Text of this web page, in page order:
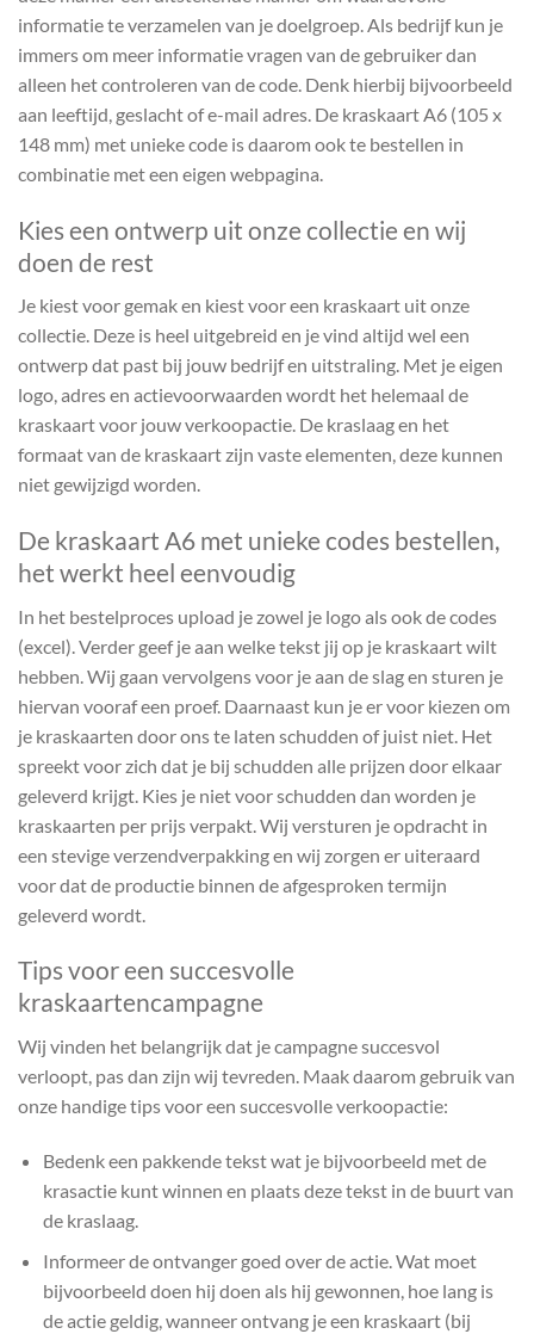
informatie te verzamelen van je doelgroep. Als bedrijf kun je
immers om meer informatie vragen van de gebruiker dan
alleen het controleren van de code. Denk hierbij bijvoorbeeld
aan leeftijd, geslacht of e-mail adres. De kraskaart A6 (105 x
148 mm) met unieke code is daarom ook te bestellen in
combinatie met een eigen webpagina.
Kies een ontwerp uit onze collectie en wij
doen de rest
Je kiest voor gemak en kiest voor een kraskaart uit onze
collectie. Deze is heel uitgebreid en je vind altijd wel een
ontwerp dat past bij jouw bedrijf en uitstraling. Met je eigen
logo, adres en actievoorwaarden wordt het helemaal de
kraskaart voor jouw verkoopactie. De kraslaag en het
formaat van de kraskaart zijn vaste elementen, deze kunnen
niet gewijzigd worden.
De kraskaart A6 met unieke codes bestellen,
het werkt heel eenvoudig
In het bestelproces upload je zowel je logo als ook de codes
(excel). Verder geef je aan welke tekst jij op je kraskaart wilt
hebben. Wij gaan vervolgens voor je aan de slag en sturen je
hiervan vooraf een proef. Daarnaast kun je er voor kiezen om
je kraskaarten door ons te laten schudden of juist niet. Het
spreekt voor zich dat je bij schudden alle prijzen door elkaar
geleverd krijgt. Kies je niet voor schudden dan worden je
kraskaarten per prijs verpakt. Wij versturen je opdracht in
een stevige verzendverpakking en wij zorgen er uiteraard
voor dat de productie binnen de afgesproken termijn
geleverd wordt.
Tips voor een succesvolle
kraskaartencampagne
Wij vinden het belangrijk dat je campagne succesvol
verloopt, pas dan zijn wij tevreden. Maak daarom gebruik van
onze handige tips voor een succesvolle verkoopactie:
Bedenk een pakkende tekst wat je bijvoorbeeld met de
krasactie kunt winnen en plaats deze tekst in de buurt van
de kraslaag.
Informeer de ontvanger goed over de actie. Wat moet
bijvoorbeeld doen hij doen als hij gewonnen, hoe lang is
de actie geldig, wanneer ontvang je een kraskaart (bij